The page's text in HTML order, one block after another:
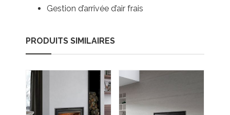
Gestion d’arrivée d’air frais
PRODUITS SIMILAIRES